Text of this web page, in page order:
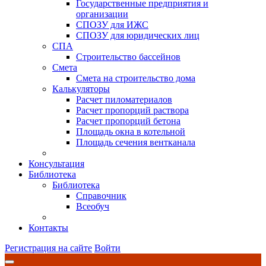
Государственные предприятия и
организации
СПОЗУ для ИЖС
СПОЗУ для юридических лиц
СПА
Строительство бассейнов
Смета
Смета на строительство дома
Калькуляторы
Расчет пиломатериалов
Расчет пропорций раствора
Расчет пропорций бетона
Площадь окна в котельной
Площадь сечения вентканала
Консультация
Библиотека
Библиотека
Справочник
Всеобуч
Контакты
Регистрация на сайте Войти